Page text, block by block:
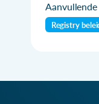
Registry